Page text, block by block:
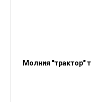
Молния "трактор"